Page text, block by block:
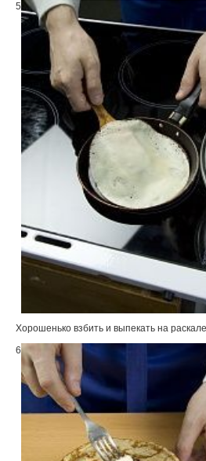
5
Хорошенько взбить и выпекать на
6